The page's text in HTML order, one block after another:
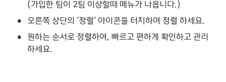
(가입한 팀이 2팀 이상할때 메뉴가 나옵니다.)
• 오른쪽 상단의 '정렬' 아이콘을 터치하여 정렬 하세요.
•
원하는 순서로 정렬하여, 빠르고 편하게 확인하고 관리
하세요.